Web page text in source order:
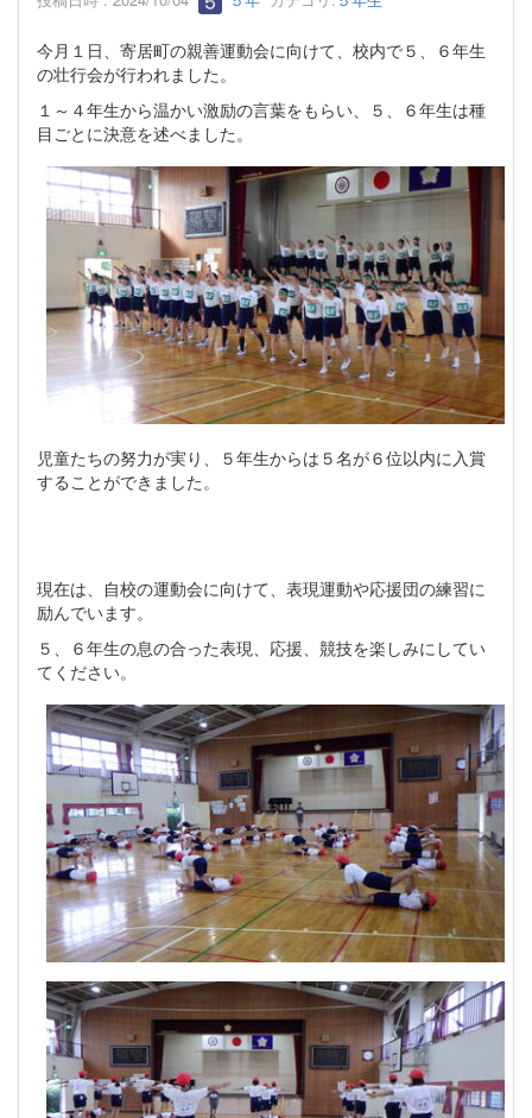
今月１日、寄居町の親善運動会に向けて、校内で５、６年生
の壮行会が行われました。
１～４年生から温かい激励の言葉をもらい、５、６年生は種
目ごとに決意を述べました。
児童たちの努力が実り、５年生からは５名が６位以内に入賞
することができました。
現在は、自校の運動会に向けて、表現運動や応援団の練習に
励んでいます。
５、６年生の息の合った表現、応援、競技を楽しみにしてい
てください。